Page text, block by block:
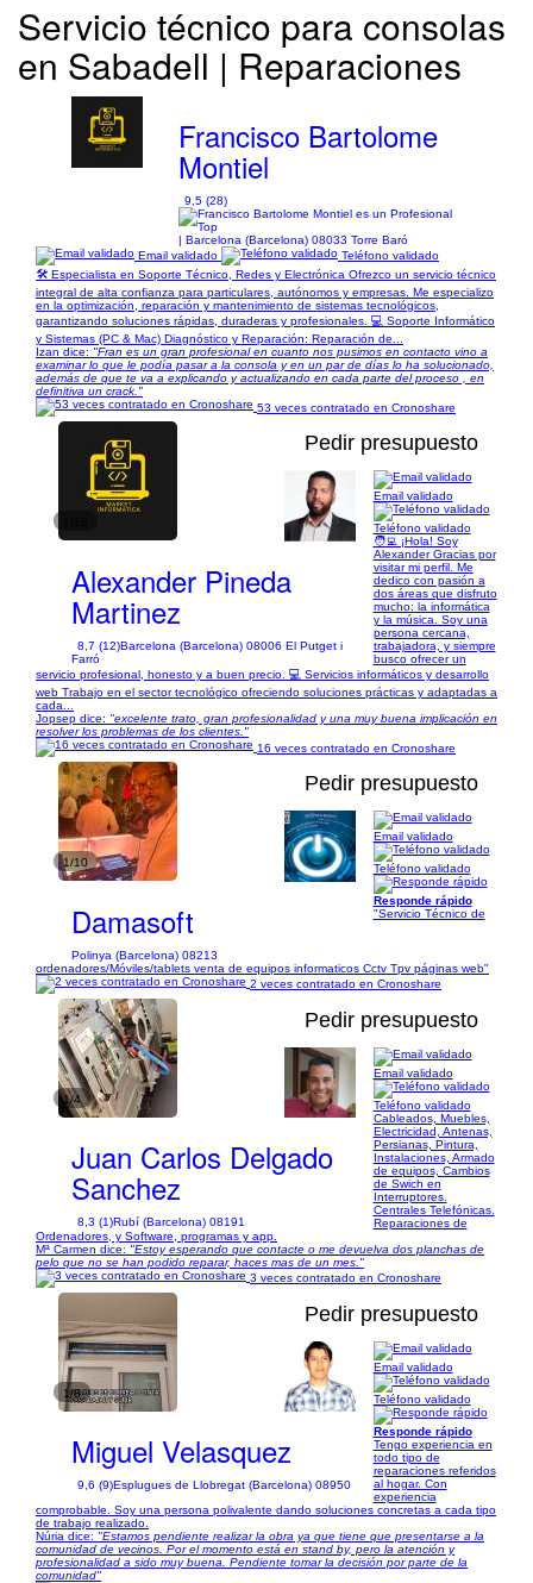
Servicio técnico para consolas
en Sabadell | Reparaciones
Francisco Bartolome
Montiel
9,5 (28)
| Barcelona (Barcelona) 08033 Torre Baró
Email validado
Teléfono validado
🛠️ Especialista en Soporte Técnico, Redes y Electrónica Ofrezco un servicio técnico
integral de alta confianza para particulares, autónomos y empresas. Me especializo
en la optimización, reparación y mantenimiento de sistemas tecnológicos,
garantizando soluciones rápidas, duraderas y profesionales. 💻 Soporte Informático
y Sistemas (PC & Mac) Diagnóstico y Reparación: Reparación de...
Izan dice: "Fran es un gran profesional en cuanto nos pusimos en contacto vino a
examinar lo que le podía pasar a la consola y en un par de días lo ha solucionado,
además de que te va a explicando y actualizando en cada parte del proceso , en
definitiva un crack."
53 veces contratado en Cronoshare
Pedir presupuesto
Alexander Pineda
Martinez
8,7 (12)Barcelona (Barcelona) 08006 El Putget i
Farró
Email validado
Teléfono validado
🧑‍💻 ¡Hola! Soy
Alexander Gracias por
visitar mi perfil. Me
dedico con pasión a
dos áreas que disfruto
mucho: la informática
y la música. Soy una
persona cercana,
trabajadora, y siempre
busco ofrecer un
servicio profesional, honesto y a buen precio. 💻 Servicios informáticos y desarrollo
web Trabajo en el sector tecnológico ofreciendo soluciones prácticas y adaptadas a
cada...
Jopsep dice: "excelente trato, gran profesionalidad y una muy buena implicación en
resolver los problemas de los clientes."
16 veces contratado en Cronoshare
1/10
Pedir presupuesto
Damasoft
Polinya (Barcelona) 08213
Email validado
Teléfono validado
Responde rápido
"Servicio Técnico de
ordenadores/Móviles/tablets venta de equipos informaticos Cctv Tpv páginas web"
2 veces contratado en Cronoshare
1/4
Pedir presupuesto
Juan Carlos Delgado
Sanchez
8,3 (1)Rubí (Barcelona) 08191
Email validado
Teléfono validado
Cableados, Muebles,
Electricidad, Antenas,
Persianas, Pintura,
Instalaciones, Armado
de equipos, Cambios
de Swich en
Interruptores.
Centrales Telefónicas.
Reparaciones de
Ordenadores, y Software, programas y app.
Mª Carmen dice: "Estoy esperando que contacte o me devuelva dos planchas de
pelo que no se han podido reparar, haces mas de un mes."
3 veces contratado en Cronoshare
1/8
Pedir presupuesto
Miguel Velasquez
9,6 (9)Esplugues de Llobregat (Barcelona) 08950
Email validado
Teléfono validado
Responde rápido
Tengo experiencia en
todo tipo de
reparaciones referidos
al hogar. Con
experiencia
comprobable. Soy una persona polivalente dando soluciones concretas a cada tipo
de trabajo realizado.
Núria dice: "Estamos pendiente realizar la obra ya que tiene que presentarse a la
comunidad de vecinos. Por el momento está en stand by, pero la atención y
profesionalidad a sido muy buena. Pendiente tomar la decisión por parte de la
comunidad"